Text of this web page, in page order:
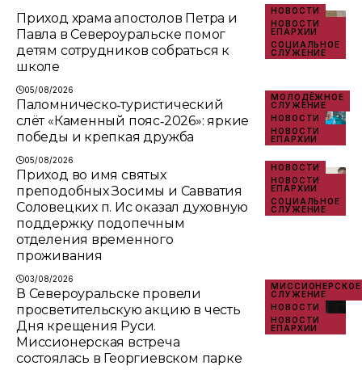
НОВОСТИ
НОВОСТИ
ЕПАРХИИ
СОЦИАЛЬНОЕ
СЛУЖЕНИЕ
Приход храма апостолов Петра и
Павла в Североуральске помог
детям сотрудников собраться к
школе
05/08/2026
МОЛОДЁЖНОЕ
СЛУЖЕНИЕ
НОВОСТИ
НОВОСТИ
ЕПАРХИИ
Паломническо‑туристический
слёт «Каменный пояс‑2026»: яркие
победы и крепкая дружба
05/08/2026
НОВОСТИ
НОВОСТИ
ЕПАРХИИ
СОЦИАЛЬНОЕ
СЛУЖЕНИЕ
Приход во имя святых
преподобных Зосимы и Савватия
Соловецких п. Ис оказал духовную
поддержку подопечным
отделения временного
проживания
03/08/2026
МИССИОНЕРСКОЕ
СЛУЖЕНИЕ
НОВОСТИ
НОВОСТИ
ЕПАРХИИ
В Североуральске провели
просветительскую акцию в честь
Дня крещения Руси.
Миссионерская встреча
состоялась в Георгиевском парке